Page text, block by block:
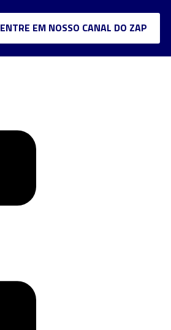
ENTRE EM NOSSO CANAL DO ZAP